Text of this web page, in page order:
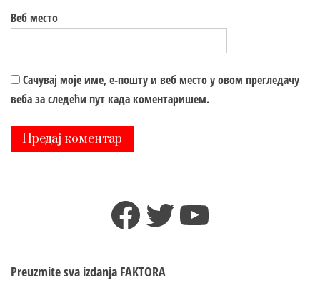
Веб место
Сачувај моје име, е-пошту и веб место у овом прегледачу
веба за следећи пут када коментаришем.
Facebook
TwitterYouTube
Preuzmite sva izdanja FAKTORA